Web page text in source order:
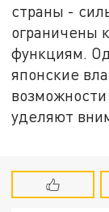
страны -
ограничены
функциям.
японские
уделяют